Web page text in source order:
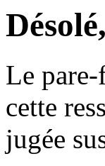
Le
cette
jugée